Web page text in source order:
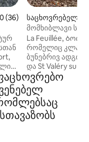
შეფასებაა 5‑დან
(36)
საცხოვრებელი
მომხიბლავი
La Feuillée,
რომელიც
ბუნებრივ
და St Valéry sur
მომხიბვლელი
სახლი XX
Მდებარეობს
უბანში, 2100 მ2
ტყიან